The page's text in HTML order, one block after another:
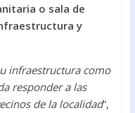
o sala de
y
infraestructura como
responder a las
de la localidad”,